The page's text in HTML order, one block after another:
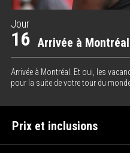
Jour
16 Arrivée à Montréal
Arrivée à Montréal. Et oui, les
pour la suite de votre tour du
Prix et inclusions